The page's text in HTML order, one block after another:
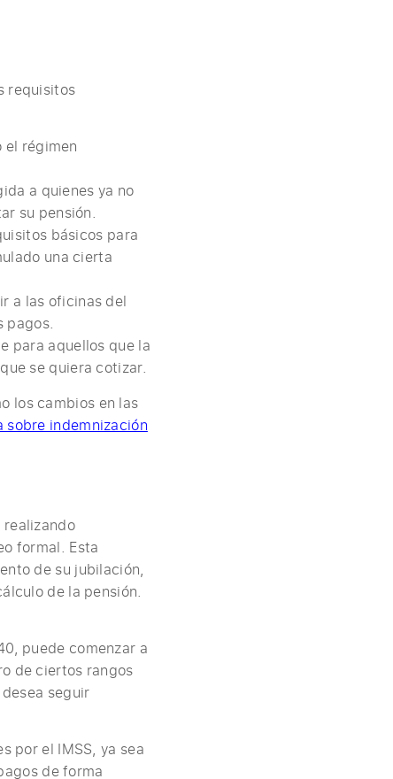
requisitos
el régimen
a quienes ya no
su pensión.
básicos para
una cierta
a las oficinas del
pagos.
para aquellos que la
se quiera cotizar.
los cambios en las
sobre indemnización
realizando
formal. Esta
de su jubilación,
de la pensión.
puede comenzar a
de ciertos rangos
seguir
por el IMSS, ya sea
de forma